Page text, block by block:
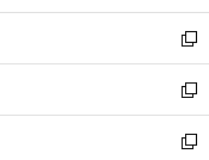
開
く
ウ
で
開
く
ン
ド
ウ
で
開
く
ウ
ィ
ン
ド
ウ
で
新
し
い
ウ
ィ
新
し
い
新